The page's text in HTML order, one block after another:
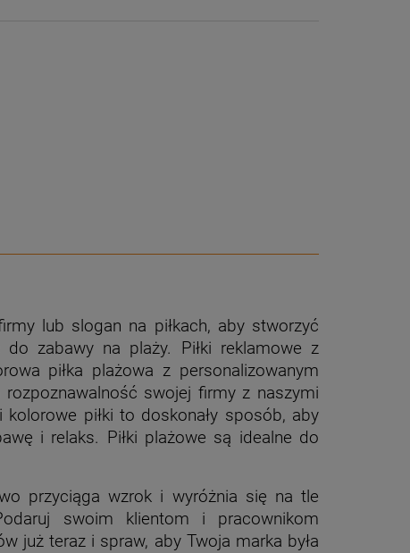
lub slogan na piłkach, aby stworzyć
do zabawy na plaży.
Piłki reklamowe z
piłka plażowa z personalizowanym
swojej firmy z naszymi
piłki to doskonały sposób, aby
i relaks. Piłki plażowe są idealne do
przyciąga wzrok i wyróżnia się na tle
swoim klientom i pracownikom
już teraz i spraw, aby Twoja marka była